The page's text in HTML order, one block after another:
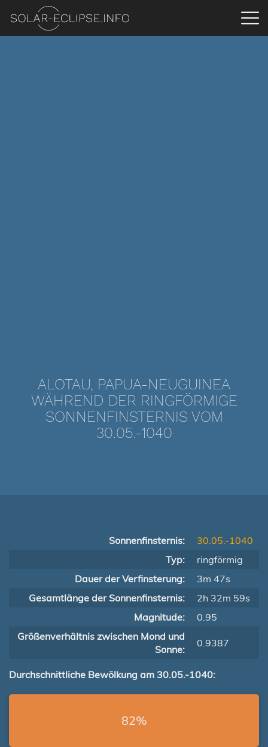
ALOTAU, PAPUA-NEUGUINEA
WÄHREND DER RINGFÖRMIGE
SONNENFINSTERNIS VOM
30.05.-1040
Sonnenfinsternis:
30.05.-1040
Typ:
ringförmig
Dauer der Verfinsterung:
3m 47s
Gesamtlänge der Sonnenfinsternis:
2h 32m 59s
Magnitude:
0.95
Größenverhältnis zwischen Mond und
Sonne:
0.9387
Durchschnittliche Bewölkung am 30.05.-1040:
82%